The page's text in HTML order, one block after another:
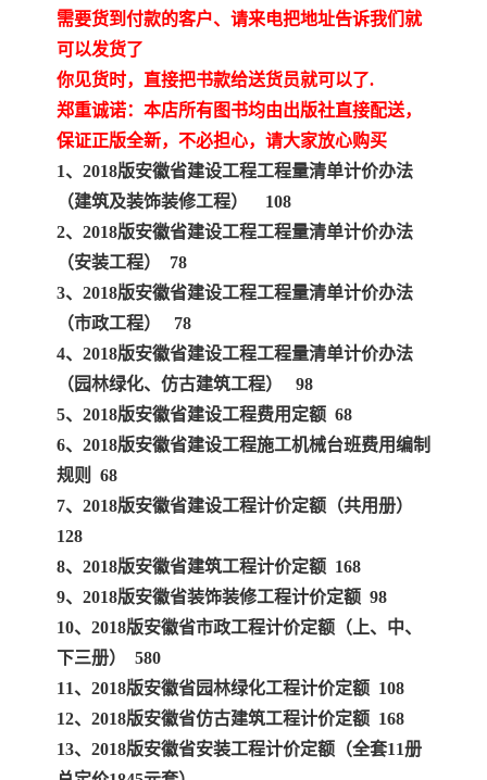
需要货到付款的客户、请来电把地址告诉我们就
可以发货了
你见货时，直接把书款给送货员就可以了.
郑重诚诺：本店所有图书均由出版社直接配送，
保证正版全新，不必担心，请大家放心购买
1、2018版安徽省建设工程工程量清单计价办法
（建筑及装饰装修工程） 108
2、2018版安徽省建设工程工程量清单计价办法
（安装工程） 78
3、2018版安徽省建设工程工程量清单计价办法
（市政工程） 78
4、2018版安徽省建设工程工程量清单计价办法
（园林绿化、仿古建筑工程） 98
5、2018版安徽省建设工程费用定额 68
6、2018版安徽省建设工程施工机械台班费用编制
规则 68
7、2018版安徽省建设工程计价定额（共用册）
128
8、2018版安徽省建筑工程计价定额 168
9、2018版安徽省装饰装修工程计价定额 98
10、2018版安徽省市政工程计价定额（上、中、
下三册） 580
11、2018版安徽省园林绿化工程计价定额 108
12、2018版安徽省仿古建筑工程计价定额 168
13、2018版安徽省安装工程计价定额（全套11册
验评定标准
广西建筑安装工程预算定 内河沿海港口疏浚定额
*考军校教材 黑龙江建设工程计价定额
依据
海南省建设工程预算定额 浙江省建设工程预算定额
电力工程预算概算定额 重庆市建设工程计价定额
江苏省建设工程计价定额 深圳市建设工程消耗量定
额
四川省清单定额 河南省建设工程预算定额
云南省建设工程预算定额 2020民法典
陕西省水利工程概预算定 宁夏建设工程计价定额
冶金工业建设工程概算定 河北省建设工程消耗量定
额
天津建设工程预算定额 20kv及以下配电网工程预
算定额
广东省水利水电概预算定 全国消耗量工程定额
四川省清单计价定额 北京市建设工程消耗量定